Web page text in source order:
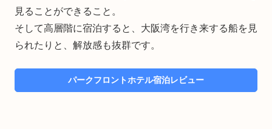
見ることができること。
そして高層階に宿泊すると、大阪湾を行き来する船を見
られたりと、解放感も抜群です。
パークフロントホテル宿泊レビュー